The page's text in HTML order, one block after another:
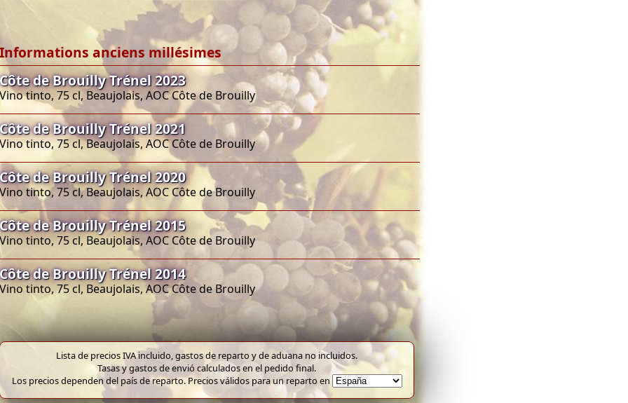
Informations anciens millésimes
Côte de Brouilly Trénel 2023
Vino tinto, 75 cl, Beaujolais, AOC Côte de Brouilly
Côte de Brouilly Trénel 2021
Vino tinto, 75 cl, Beaujolais, AOC Côte de Brouilly
Côte de Brouilly Trénel 2020
Vino tinto, 75 cl, Beaujolais, AOC Côte de Brouilly
Côte de Brouilly Trénel 2015
Vino tinto, 75 cl, Beaujolais, AOC Côte de Brouilly
Côte de Brouilly Trénel 2014
Vino tinto, 75 cl, Beaujolais, AOC Côte de Brouilly
Lista de precios IVA incluido, gastos de reparto y de aduana no incluidos.
Tasas y gastos de envió calculados en el pedido final.
Los precios dependen del país de reparto. Precios válidos para un reparto en